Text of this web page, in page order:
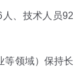
、技术人员92
等领域）保持长